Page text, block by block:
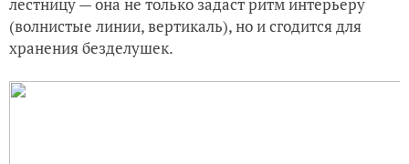
(волнистые линии, вертикаль), но и сгодится для
хранения безделушек.